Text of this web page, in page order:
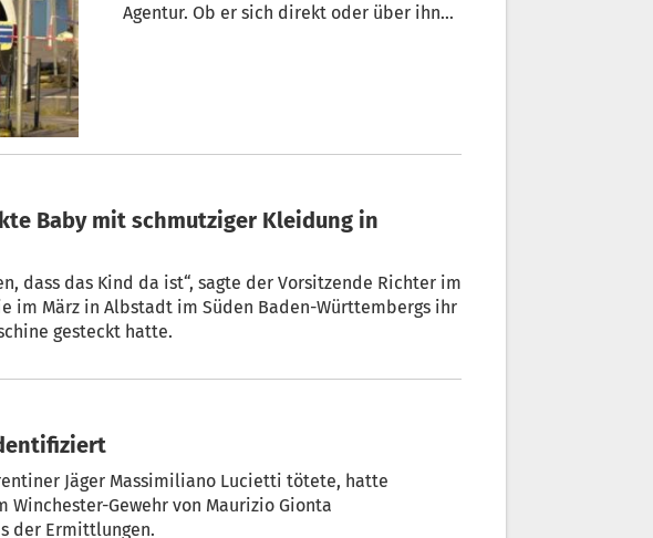
Agentur. Ob er sich direkt oder über ihn
dass das Kind da ist“, sagte der Vorsitzende Richter im
im März in Albstadt im Süden Baden-Württembergs ihr
gesteckt hatte.
Jäger Massimiliano Lucietti tötete, hatte
Winchester-Gewehr von Maurizio Gionta
der Ermittlungen.